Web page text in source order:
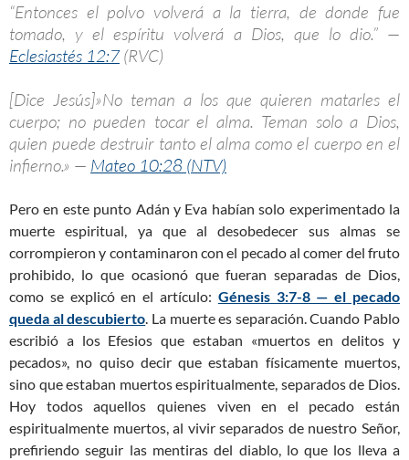
“Entonces el polvo volverá a la tierra, de donde fue
tomado, y el espíritu volverá a Dios, que lo dio.” —
Eclesiastés 12:7(RVC)
[Dice Jesús]»No teman a los que quieren matarles el
cuerpo; no pueden tocar el alma. Teman solo a Dios,
quien puede destruir tanto el alma como el cuerpo en el
infierno.» — Mateo 10:28 (NTV)
Pero en este punto Adán y Eva habían solo experimentado la
muerte espiritual, ya que al desobedecer sus almas se
corrompieron y contaminaron con el pecado al comer del fruto
prohibido, lo que ocasionó que fueran separadas de Dios,
como se explicó en el artículo: Génesis 3:7-8 — el pecado
queda al descubierto. La muerte es separación. Cuando Pablo
escribió a los Efesios que estaban «muertos en delitos y
pecados», no quiso decir que estaban físicamente muertos,
sino que estaban muertos espiritualmente, separados de Dios.
Hoy todos aquellos quienes viven en el pecado están
espiritualmente muertos, al vivir separados de nuestro Señor,
prefiriendo seguir las mentiras del diablo, lo que los lleva a